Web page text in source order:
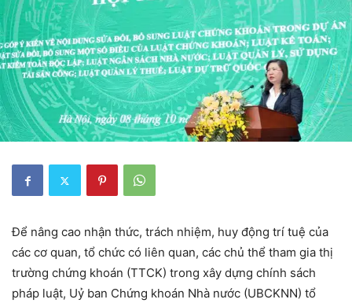
Để nâng cao nhận thức, trách nhiệm, huy động trí tuệ của
các cơ quan, tổ chức có liên quan, các chủ thể tham gia thị
trường chứng khoán (TTCK) trong xây dựng chính sách
pháp luật, Uỷ ban Chứng khoán Nhà nước (UBCKNN) tổ